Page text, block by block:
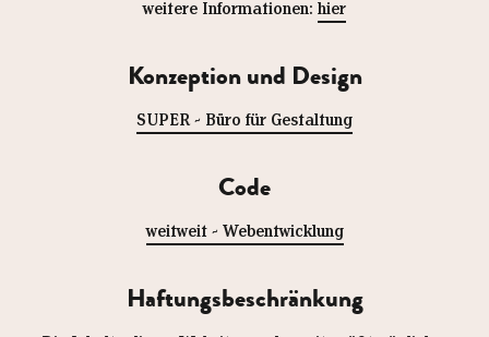
weitere Informationen: hier
Konzeption und Design
SUPER - Büro für Gestaltung
Code
weitweit - Webentwicklung
Haftungsbeschränkung